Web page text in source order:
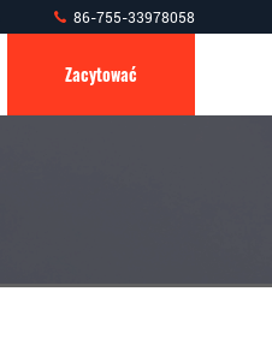
86-755-33978058
Zacytować